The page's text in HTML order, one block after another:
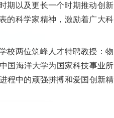
期以及更长一个时期推动创新
的科学家精神，激励着广大科
校两位筑峰人才特聘教授：物
国海洋大学为国家科技事业所
程中的顽强拼搏和爱国创新精